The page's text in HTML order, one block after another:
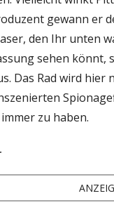
gewann er
den Ihr unten
sehen könnt,
Das Rad wird
zu haben.